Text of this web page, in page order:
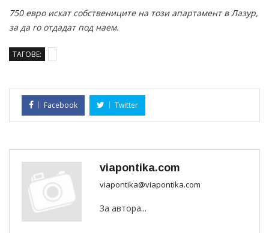
750 евро искат собствениците на този апартамент в Лазур,
за да го отдадат под наем.
ТАГОВЕ:
Facebook Twitter
viapontika.com
viapontika@viapontika.com
За автора...